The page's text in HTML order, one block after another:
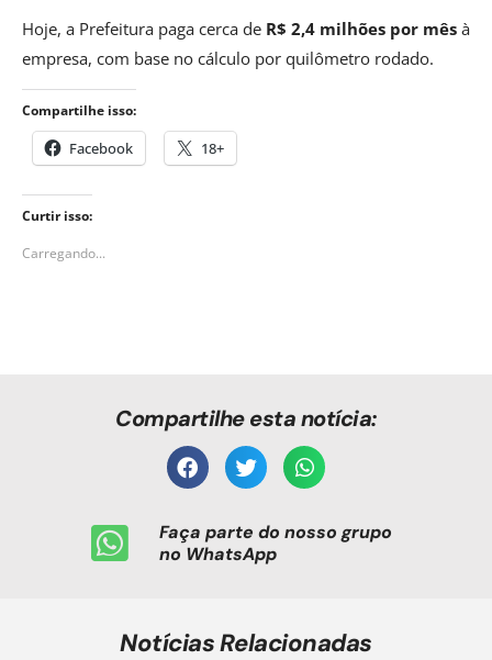
Hoje, a Prefeitura paga cerca de R$ 2,4 milhões por mês à
empresa, com base no cálculo por quilômetro rodado.
Compartilhe isso:
Facebook 18+
Curtir isso:
Carregando...
Compartilhe esta notícia:
Faça parte do nosso grupo
no WhatsApp
Notícias Relacionadas